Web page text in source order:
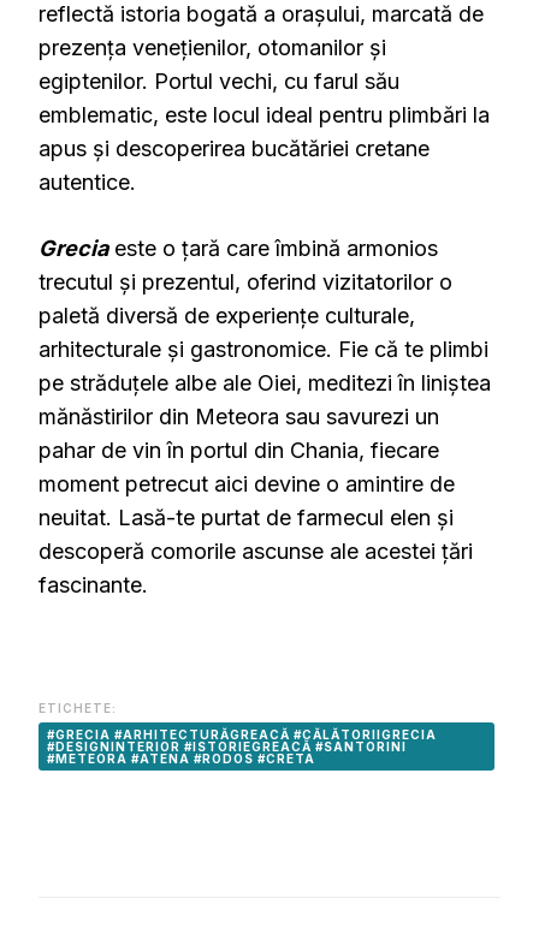
reflectă istoria bogată a orașului, marcată de
prezența venețienilor, otomanilor și
egiptenilor. Portul vechi, cu farul său
emblematic, este locul ideal pentru plimbări la
apus și descoperirea bucătăriei cretane
autentice.
Grecia este o țară care îmbină armonios
trecutul și prezentul, oferind vizitatorilor o
paletă diversă de experiențe culturale,
arhitecturale și gastronomice. Fie că te plimbi
pe străduțele albe ale Oiei, meditezi în liniștea
mănăstirilor din Meteora sau savurezi un
pahar de vin în portul din Chania, fiecare
moment petrecut aici devine o amintire de
neuitat. Lasă-te purtat de farmecul elen și
descoperă comorile ascunse ale acestei țări
fascinante.
ETICHETE:
#GRECIA #ARHITECTURĂGREACĂ #CĂLĂTORIIGRECIA
#DESIGNINTERIOR #ISTORIEGREACĂ #SANTORINI
#METEORA #ATENA #RODOS #CRETA